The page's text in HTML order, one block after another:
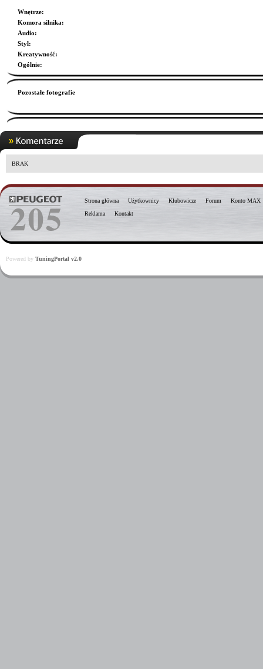
Wnętrze:
Komora silnika:
Audio:
Styl:
Kreatywność:
Ogólnie:
Pozostałe fotografie
BRAK
Strona główna Użytkownicy Klubowicze Forum
Konto MAX
Reklama
Kontakt
Powered by TuningPortal v2.0